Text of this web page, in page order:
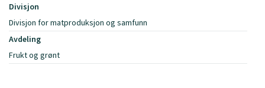
Divisjon
Divisjon for matproduksjon og samfunn
Avdeling
Frukt og grønt